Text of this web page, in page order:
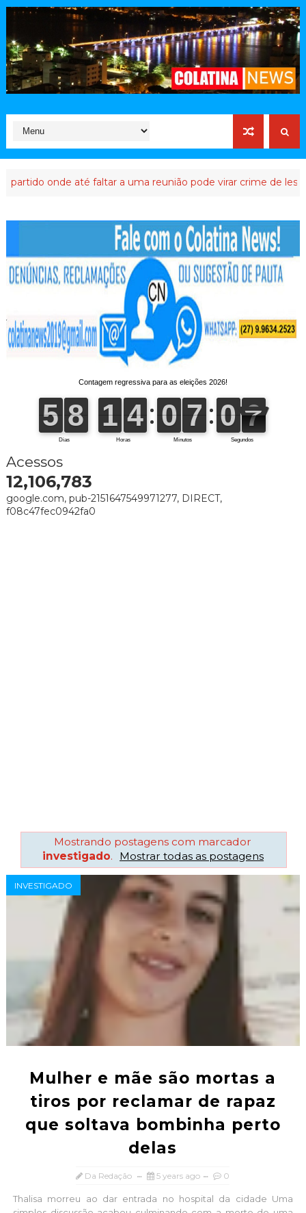
onde até faltar a uma reunião pode virar crime de lesa-Malta
Acessos
12,106,783
google.com, pub-2151647549971277, DIRECT,
f08c47fec0942fa0
Mostrando postagens com marcador
investigado. Mostrar todas as postagens
INVESTIGADO
Mulher e mãe são mortas a
tiros por reclamar de rapaz
que soltava bombinha perto
delas
Da Redação 5 years ago 0
Thalisa morreu ao dar entrada no hospital da cidade Uma